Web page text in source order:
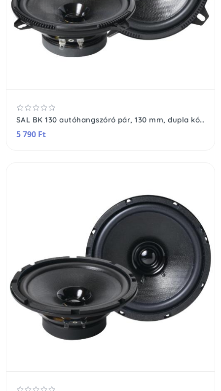
SAL BK 130 autóhangszóró pár, 130 mm, dupla kónusz, 2 x 50 Wmax, 4 Ohm, 50 - 19.000 Hz, 86 dB, PEI magas tölcsér, cellulóz mélyközép kónusz
5 790 Ft